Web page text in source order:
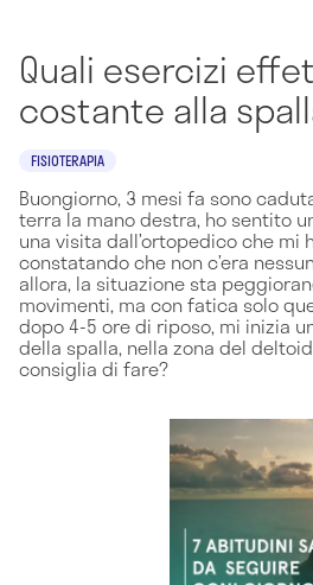
Quali esercizi
costante alla
FISIOTERAPIA
Buongiorno, 3 mesi fa sono
terra la mano destra, ho sentito
una visita dall’ortopedico che
constatando che non c’era
allora, la situazione sta
movimenti, ma con fatica solo
dopo 4-5 ore di riposo, mi inizia
della spalla, nella zona del
consiglia di fare?